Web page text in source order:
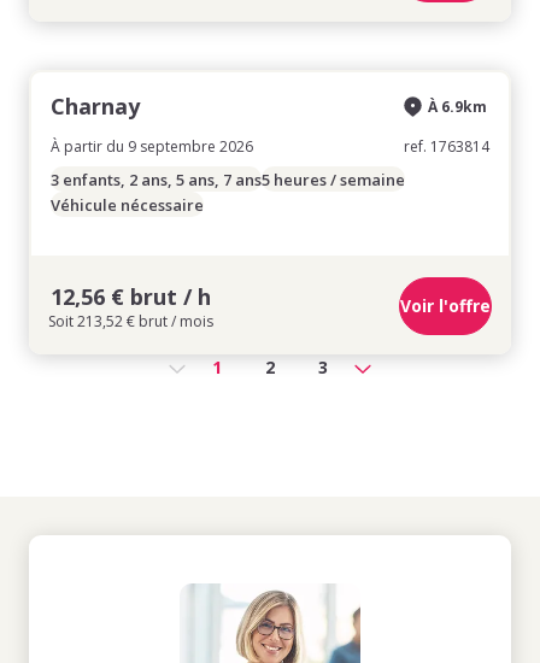
Charnay
À partir du 9 septembre 2026
À 6.9km
ref. 1763814
3 enfants, 2 ans, 5 ans, 7 ans5 heures / semaine
Véhicule nécessaire
12,56 € brut / h
Soit 213,52 € brut / mois
Voir l'offre
1 2 3